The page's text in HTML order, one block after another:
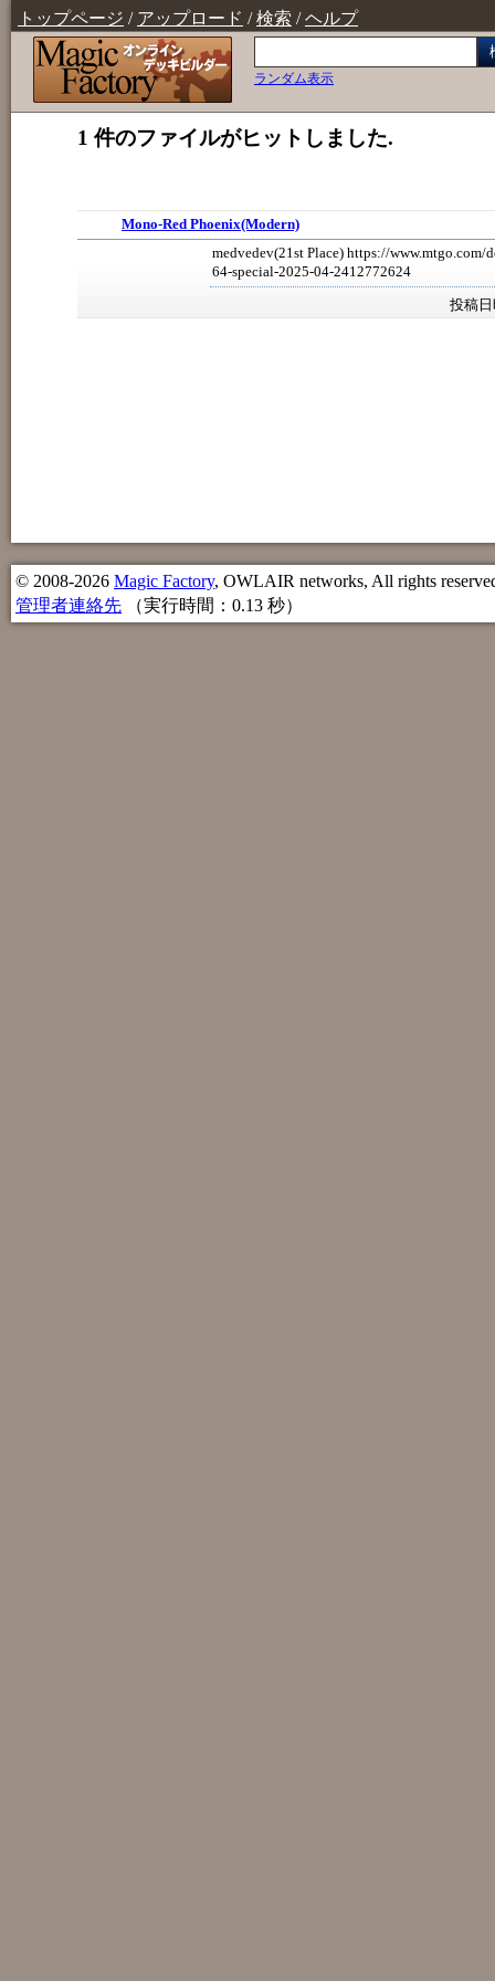
トップページ / アップロード /検索 /ヘルプ
ランダム表示
1 件のファイルがヒットしました.
Mono-Red Phoenix(Modern)
medvedev(21st Place) https://www.mtgo.com/
64-special-2025-04-2412772624
投稿
© 2008-2026 Magic Factory, OWLAIR networks, All rights
管理者連絡先 （実行時間：0.13 秒）